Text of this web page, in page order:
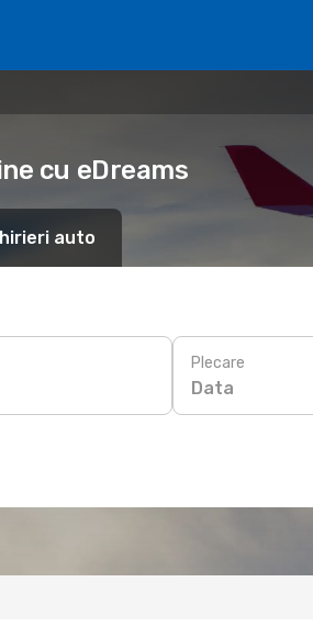
cu eDreams
auto
Plecare
Data